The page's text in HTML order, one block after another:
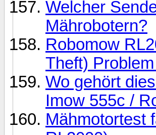
Welcher
Mährobotern?
Robomow
Theft)
Wo gehört
Imow 555c /
Mähmotortest